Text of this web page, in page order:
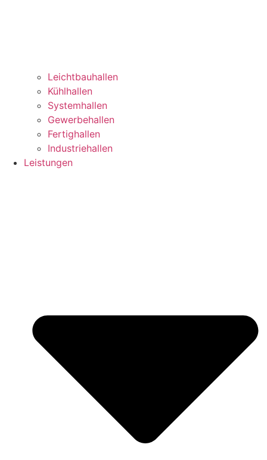
Leichtbauhallen
Kühlhallen
Systemhallen
Gewerbehallen
Fertighallen
Industriehallen
Leistungen